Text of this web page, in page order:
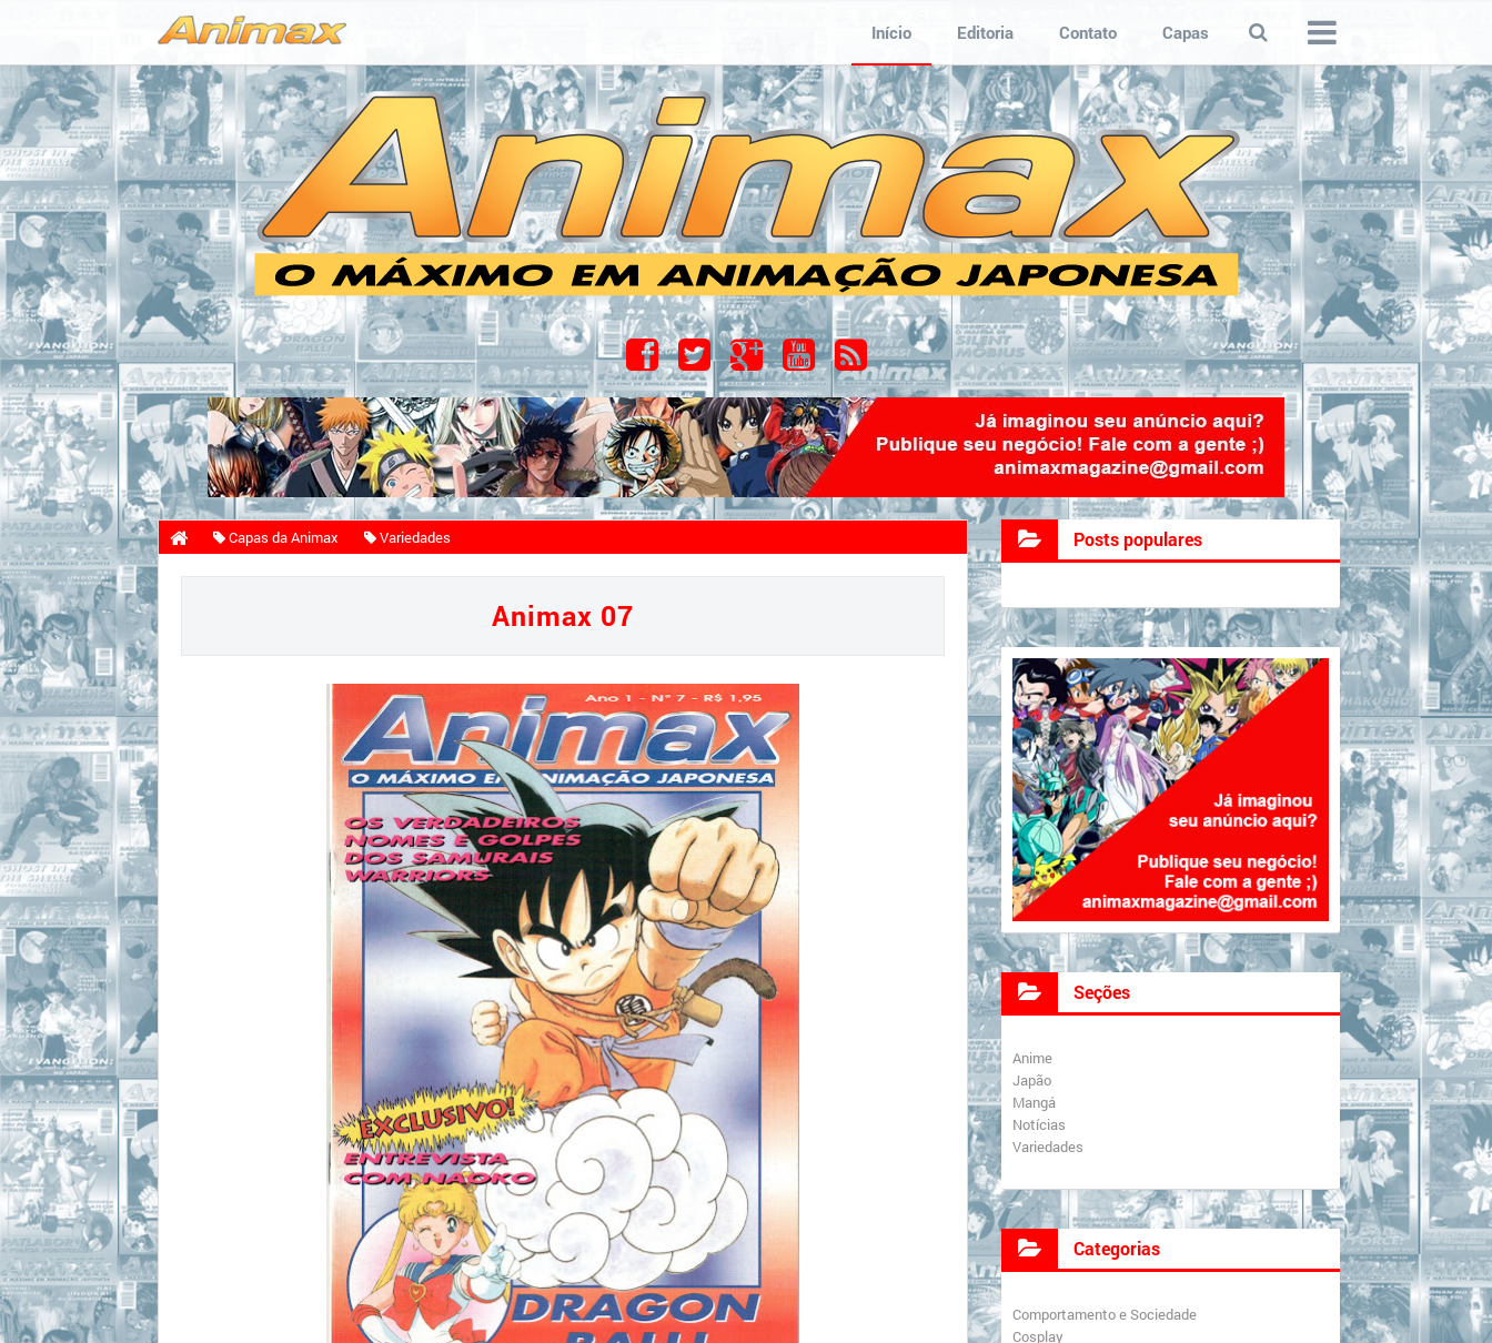
Início Editoria Contato Capas
Capas da Animax Variedades
Animax 07
Posts populares
Seções
Anime
Japão
Mangá
Notícias
Variedades
Categorias
Comportamento e Sociedade
Cosplay